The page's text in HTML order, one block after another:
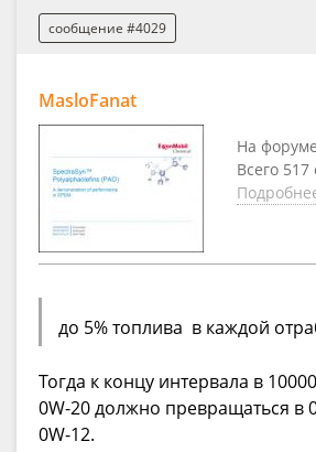
сообщение #4029
MasloFanat
На
Всего
до 5% топлива в каждой
Тогда к концу интервала в
0W-20 должно превращаться в
0W-12.